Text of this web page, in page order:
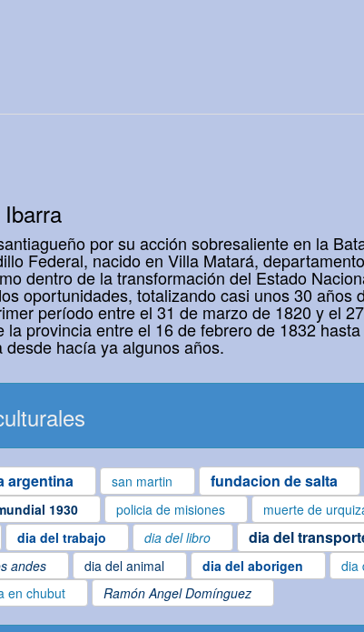
por su acción sobresaliente en la
Federal, nacido en Villa Matará,
dentro de la transformación del Estado
oportunidades, totalizando casi unos 30 años
período entre el 31 de marzo de 1820 y el
provincia entre el 16 de febrero de 1832
hacía ya algunos años.
argentina san martin fundacion de salta
1930 policia de misiones muerte de
dia del trabajo dia del libro dia del
andes dia del animal dia del aborigen dia
en chubut Ramón Angel Domínguez